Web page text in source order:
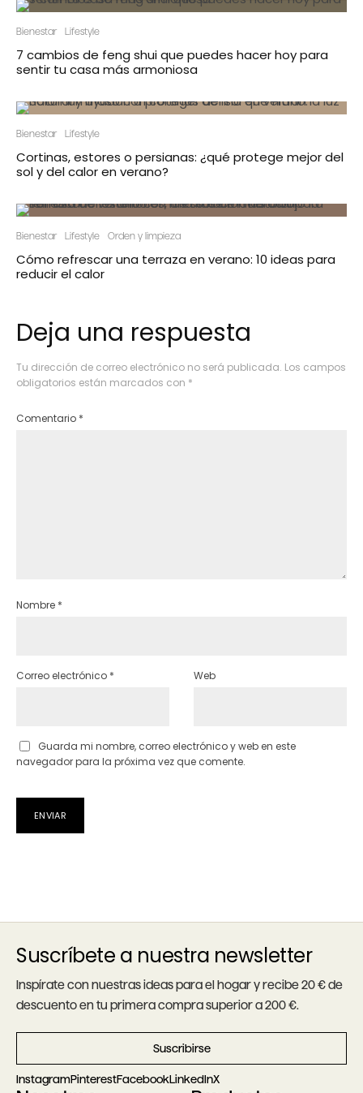
Bienestar Lifestyle
7 cambios de feng shui que puedes hacer hoy para
sentir tu casa más armoniosa
Bienestar Lifestyle
Cortinas, estores o persianas: ¿qué protege mejor del
sol y del calor en verano?
Bienestar Lifestyle Orden y limpieza
Cómo refrescar una terraza en verano: 10 ideas para
reducir el calor
Deja una respuesta
Tu dirección de correo electrónico no será publicada. Los campos
obligatorios están marcados con *
Comentario *
Nombre *
Correo electrónico * Web
Guarda mi nombre, correo electrónico y web en este
navegador para la próxima vez que comente.
Suscríbete a nuestra newsletter
Inspírate con nuestras ideas para el hogar y recibe 20 € de
descuento en tu primera compra superior a 200 €.
Suscribirse
InstagramPinterestFacebookLinkedInX